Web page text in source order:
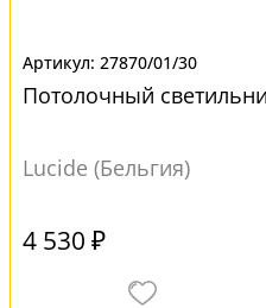
27870/01/30
Потолочный
Lucide (Бельгия)
4 530 ₽